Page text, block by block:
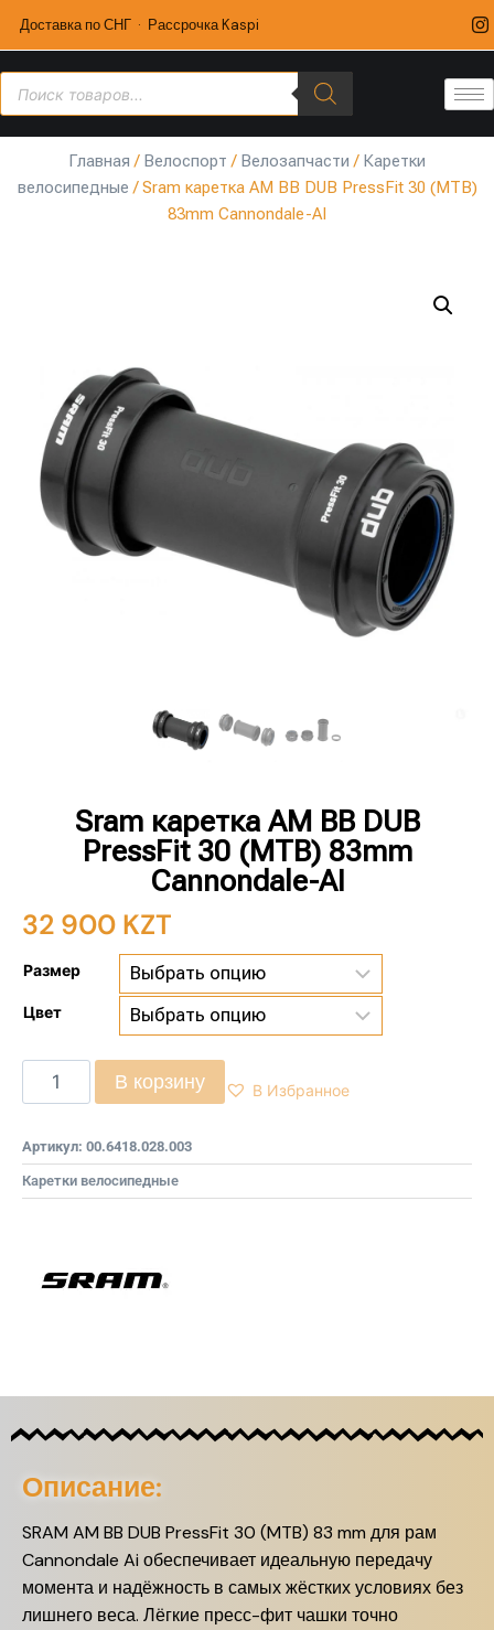
Доставка по СНГ · Рассрочка Kaspi
Главная / Велоспорт / Велозапчасти / Каретки
велосипедные / Sram каретка AM BB DUB PressFit 30 (MTB)
83mm Cannondale-AI
Sram каретка AM BB DUB
PressFit 30 (MTB) 83mm
Cannondale-AI
32 900 KZT
Размер
Цвет
В корзину В Избранное
Артикул: 00.6418.028.003
Каретки велосипедные
Описание:
SRAM AM BB DUB PressFit 30 (MTB) 83 mm для рам
Cannondale Ai обеспечивает идеальную передачу
момента и надёжность в самых жёстких условиях без
лишнего веса. Лёгкие пресс-фит чашки точно